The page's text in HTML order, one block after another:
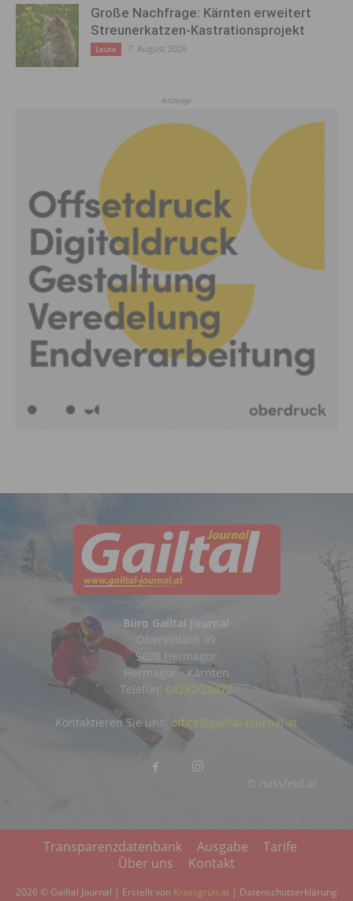
Große Nachfrage: Kärnten erweitert
Streunerkatzen-Kastrationsprojekt
Leute 7. August 2026
Anzeige
Büro Gailtal Journal
Obervellach 99
9620 Hermagor
Hermagor - Kärnten
Telefon: 04282/20472
© nassfeld.at
Kontaktieren Sie uns: office@gailtal-journal.at
Transparenzdatenbank Ausgabe
Tarife
Über uns
Kontakt
2026 © Gailtal Journal | Erstellt von Krassgrün.at | Datenschutzerklärung